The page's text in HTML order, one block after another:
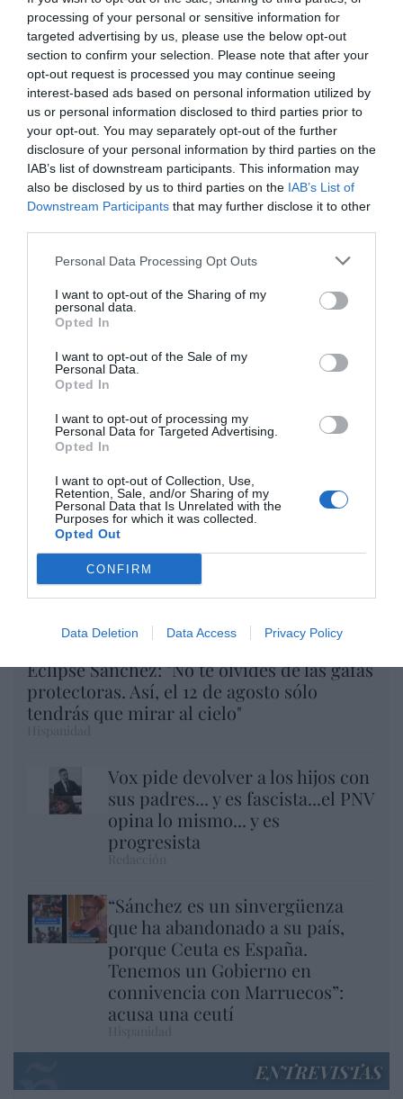
processing of your personal or sensitive information for
targeted advertising by us, please use the below opt-out
section to confirm your selection. Please note that after your
opt-out request is processed you may continue seeing
interest-based ads based on personal information utilized by
us or personal information disclosed to third parties prior to
your opt-out. You may separately opt-out of the further
disclosure of your personal information by third parties on the
IAB’s list of downstream participants. This information may
also be disclosed by us to third parties on the IAB’s List of
Downstream Participants that may further disclose it to other
Personal Data Processing Opt Outs
I want to opt-out of the Sharing of my
personal data.
Opted In
I want to opt-out of the Sale of my
Personal Data.
Opted In
I want to opt-out of processing my
Personal Data for Targeted Advertising.
Opted In
I want to opt-out of Collection, Use,
Retention, Sale, and/or Sharing of my
Personal Data that Is Unrelated with the
Purposes for which it was collected.
Opted Out
CONFIRM
Data Deletion Data Access Privacy Policy
Nokia, Ericsson... Huawei: lo que importan
son las patentes
Eulogio López
Isabel Pantoja pierde dos pleitos
con Hacienda por 700.000
euros... suma y sigue
El IBEX 35 cerró la sesión del
miércoles en los 20.057 puntos,
un nuevo récord
Eulogio López
Argumentos
Eclipse Sánchez: "No te olvides de las gafas
protectoras. Así, el 12 de agosto sólo
tendrás que mirar al cielo"
Vox pide devolver a los hijos con
sus padres... y es fascista...el PNV
opina lo mismo... y es
progresista
“Sánchez es un sinvergüenza
que ha abandonado a su país,
porque Ceuta es España.
Tenemos un Gobierno en
connivencia con Marruecos”:
acusa una ceutí
ENTREVISTAS